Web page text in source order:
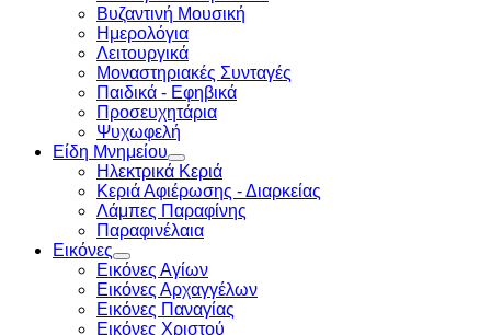
Βυζαντινή Μουσική
Ημερολόγια
Λειτουργικά
Μοναστηριακές Συνταγές
Παιδικά - Εφηβικά
Προσευχητάρια
Ψυχωφελή
Είδη Μνημείου
Ηλεκτρικά Κεριά
Κεριά Αφιέρωσης - Διαρκείας
Λάμπες Παραφίνης
Παραφινέλαια
Εικόνες
Εικόνες Αγίων
Εικόνες Αρχαγγέλων
Εικόνες Παναγίας
Εικόνες Χριστού